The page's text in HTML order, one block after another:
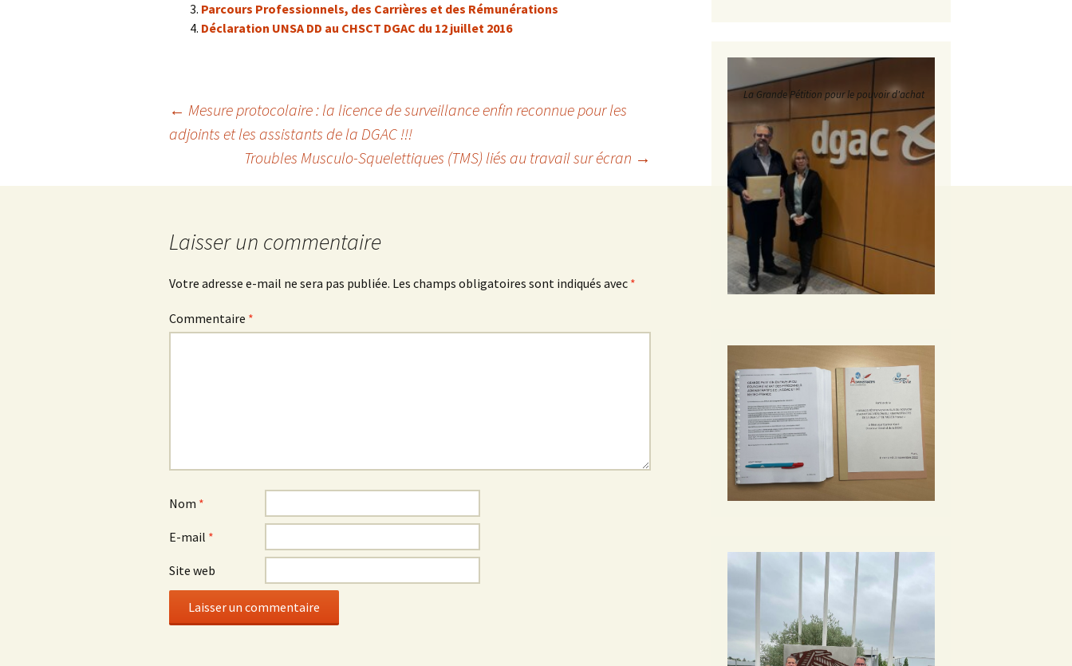
Parcours Professionnels, des Carrières et des Rémunérations
Déclaration UNSA DD au CHSCT DGAC du 12 juillet 2016
Navigation
← Mesure protocolaire : la licence de surveillance enfin reconnue pour les
adjoints et les assistants de la DGAC !!!
Troubles Musculo-Squelettiques (TMS) liés au travail sur écran →
Laisser un commentaire
Votre adresse e-mail ne sera pas publiée. Les champs obligatoires sont indiqués avec *
Commentaire *
Nom *
E-mail *
Site web
La Grande Pétition pour le pouvoir d'achat